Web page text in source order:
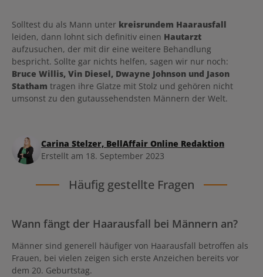
Solltest du als Mann unter kreisrundem Haarausfall
leiden, dann lohnt sich definitiv einen Hautarzt
aufzusuchen, der mit dir eine weitere Behandlung
bespricht. Sollte gar nichts helfen, sagen wir nur noch:
Bruce Willis, Vin Diesel, Dwayne Johnson und Jason
Statham tragen ihre Glatze mit Stolz und gehören nicht
umsonst zu den gutaussehendsten Männern der Welt.
Carina Stelzer, BellAffair Online Redaktion
Erstellt am 18. September 2023
Häufig gestellte Fragen
Wann fängt der Haarausfall bei Männern an?
Männer sind generell häufiger von Haarausfall betroffen als
Frauen, bei vielen zeigen sich erste Anzeichen bereits vor
dem 20. Geburtstag.